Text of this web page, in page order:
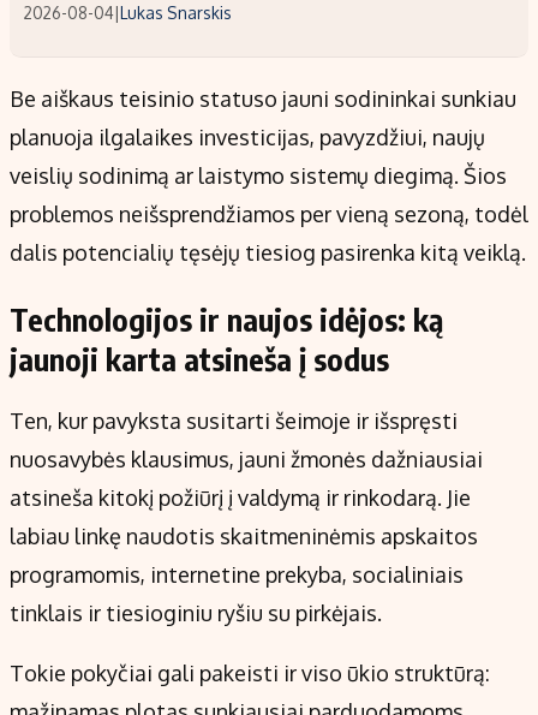
2026-08-04|Lukas Snarskis
Be aiškaus teisinio statuso jauni sodininkai sunkiau
planuoja ilgalaikes investicijas, pavyzdžiui, naujų
veislių sodinimą ar laistymo sistemų diegimą. Šios
problemos neišsprendžiamos per vieną sezoną, todėl
dalis potencialių tęsėjų tiesiog pasirenka kitą veiklą.
Technologijos ir naujos idėjos: ką
jaunoji karta atsineša į sodus
Ten, kur pavyksta susitarti šeimoje ir išspręsti
nuosavybės klausimus, jauni žmonės dažniausiai
atsineša kitokį požiūrį į valdymą ir rinkodarą. Jie
labiau linkę naudotis skaitmeninėmis apskaitos
programomis, internetine prekyba, socialiniais
tinklais ir tiesioginiu ryšiu su pirkėjais.
Tokie pokyčiai gali pakeisti ir viso ūkio struktūrą: